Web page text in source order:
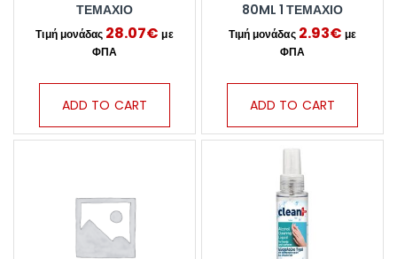
ΤΕΜΆΧΙΟ
28.07€
ADD TO CART
80ML 1 ΤΕΜΆΧΙΟ
2.93€
ADD TO CART